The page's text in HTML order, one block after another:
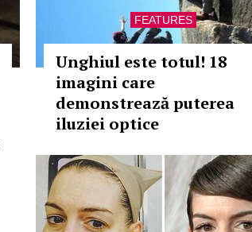
FEATURES
Unghiul este totul! 18
imagini care
demonstrează puterea
iluziei optice